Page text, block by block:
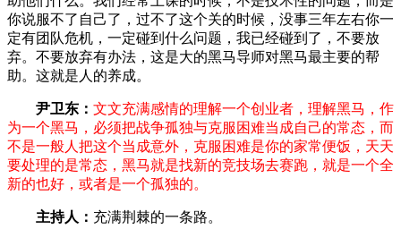
你说服不了自己了，过不了这个关的时候，没事三年左右你一
定有团队危机，一定碰到什么问题，我已经碰到了，不要放
弃。不要放弃有办法，这是大的黑马导师对黑马最主要的帮
助。这就是人的养成。
尹卫东： 文文充满感情的理解一个创业者，理解黑马，作
为一个黑马，必须把战争孤独与克服困难当成自己的常态，而
不是一般人把这个当成意外，克服困难是你的家常便饭，天天
要处理的是常态，黑马就是找新的竞技场去赛跑，就是一个全
新的也好，或者是一个孤独的。
主持人： 充满荆棘的一条路。